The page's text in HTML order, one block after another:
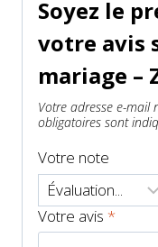
Soyez le
votre avis
mariage –
Votre adresse e-mail
obligatoires sont
Votre note
Votre avis *